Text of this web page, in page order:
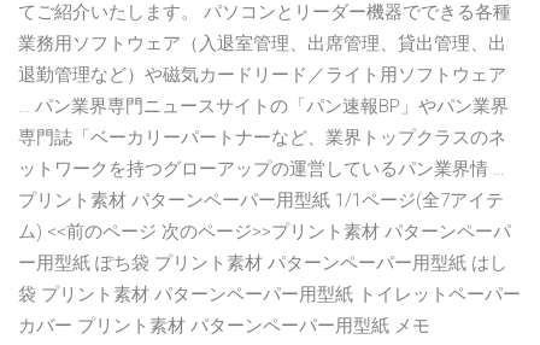
てご紹介いたします。 パソコンとリーダー機器でできる各種
業務用ソフトウェア（入退室管理、出席管理、貸出管理、出
退勤管理など）や磁気カードリード／ライト用ソフトウェア
… パン業界専門ニュースサイトの「パン速報BP」やパン業界
専門誌「ベーカリーパートナーなど、業界トップクラスのネ
ットワークを持つグローアップの運営しているパン業界情 …
プリント素材 パターンペーパー用型紙 1/1ページ(全7アイテ
ム) <<前のページ 次のページ>>プリント素材 パターンペーパ
ー用型紙 ぽち袋 プリント素材 パターンペーパー用型紙 はし
袋 プリント素材 パターンペーパー用型紙 トイレットペーパー
カバー プリント素材 パターンペーパー用型紙 メモ